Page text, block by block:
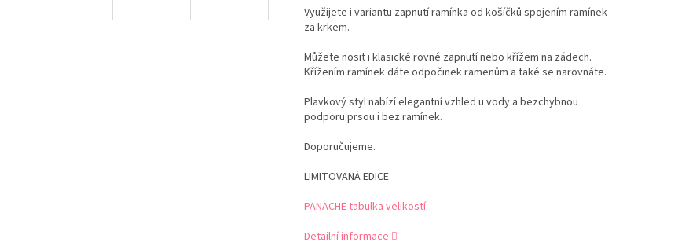
Využijete i variantu zapnutí ramínka od košíčků spojením ramínek
za krkem.
Můžete nosit i klasické rovné zapnutí nebo křížem na zádech.
Křížením ramínek dáte odpočinek ramenům a také se narovnáte.
Plavkový styl nabízí elegantní vzhled u vody a bezchybnou
podporu prsou i bez ramínek.
Doporučujeme.
LIMITOVANÁ EDICE
PANACHE tabulka velikostí
Detailní informace